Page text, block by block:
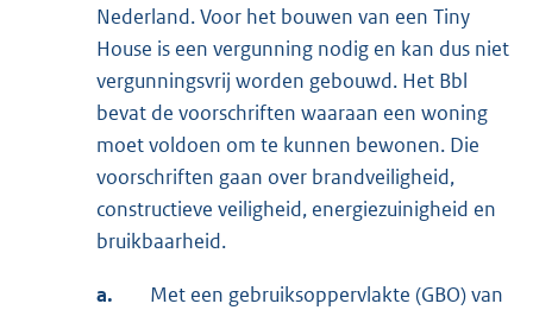
Nederland. Voor het bouwen van een Tiny
House is een vergunning nodig en kan dus niet
vergunningsvrij worden gebouwd. Het Bbl
bevat de voorschriften waaraan een woning
moet voldoen om te kunnen bewonen. Die
voorschriften gaan over brandveiligheid,
constructieve veiligheid, energiezuinigheid en
bruikbaarheid.
a.
Met een gebruiksoppervlakte (GBO) van